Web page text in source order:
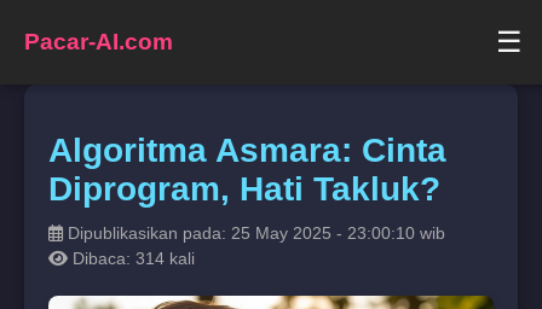
Pacar-AI.com ☰
Algoritma Asmara: Cinta
Diprogram, Hati Takluk?
Dipublikasikan pada: 25 May 2025 - 23:00:10 wib
Dibaca: 314 kali